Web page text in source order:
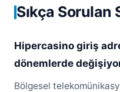
Sıkça Sorulan
Hipercasino giriş
dönemlerde
Bölgesel